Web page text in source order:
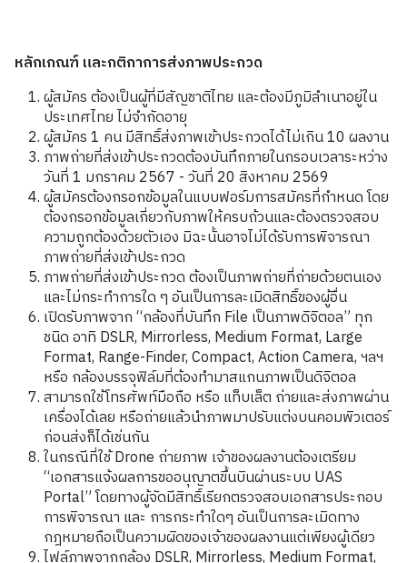
หลักเกณฑ์ และกติกาการส่งภาพประกวด
ผู้สมัคร ต้องเป็นผู้ที่มีสัญชาติไทย และต้องมีภูมิลำเนาอยู่ใน
ประเทศไทย ไม่จำกัดอายุ
ผู้สมัคร 1 คน มีสิทธิ์ส่งภาพเข้าประกวดได้ไม่เกิน 10 ผลงาน
ภาพถ่ายที่ส่งเข้าประกวดต้องบันทึกภายในกรอบเวลาระหว่าง
วันที่ 1 มกราคม 2567 - วันที่ 20 สิงหาคม 2569
ผู้สมัครต้องกรอกข้อมูลในแบบฟอร์มการสมัครที่กำหนด โดย
ต้องกรอกข้อมูลเกี่ยวกับภาพให้ครบถ้วนและต้องตรวจสอบ
ความถูกต้องด้วยตัวเอง มิฉะนั้นอาจไม่ได้รับการพิจารณา
ภาพถ่ายที่ส่งเข้าประกวด
ภาพถ่ายที่ส่งเข้าประกวด ต้องเป็นภาพถ่ายที่ถ่ายด้วยตนเอง
และไม่กระทำการใด ๆ อันเป็นการละเมิดสิทธิ์ของผู้อื่น
เปิดรับภาพจาก “กล้องที่บันทึก File เป็นภาพดิจิตอล” ทุก
ชนิด อาทิ DSLR, Mirrorless, Medium Format, Large
Format, Range-Finder, Compact, Action Camera, ฯลฯ
หรือ กล้องบรรจุฟิล์มที่ต้องทำมาสแกนภาพเป็นดิจิตอล
สามารถใช้โทรศัพท์มือถือ หรือ แท็บเล็ต ถ่ายและส่งภาพผ่าน
เครื่องได้เลย หรือถ่ายแล้วนำภาพมาปรับแต่งบนคอมพิวเตอร์
ก่อนส่งก็ได้เช่นกัน
ในกรณีที่ใช้ Drone ถ่ายภาพ เจ้าของผลงานต้องเตรียม
“เอกสารแจ้งผลการขออนุญาตขึ้นบินผ่านระบบ UAS
Portal” โดยทางผู้จัดมีสิทธิ์เรียกตรวจสอบเอกสารประกอบ
การพิจารณา และ การกระทำใดๆ อันเป็นการละเมิดทาง
กฎหมายถือเป็นความผิดของเจ้าของผลงานแต่เพียงผู้เดียว
ไฟล์ภาพจากกล้อง DSLR, Mirrorless, Medium Format,